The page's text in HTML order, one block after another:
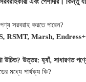
এবং পেশাদার। কিন্তু
সরবরাহ করতে পারেন?
Marsh,
উচিত? উত্তর: হ্যাঁ, সাধারণত
মধ্যে পার্থক্য কি?